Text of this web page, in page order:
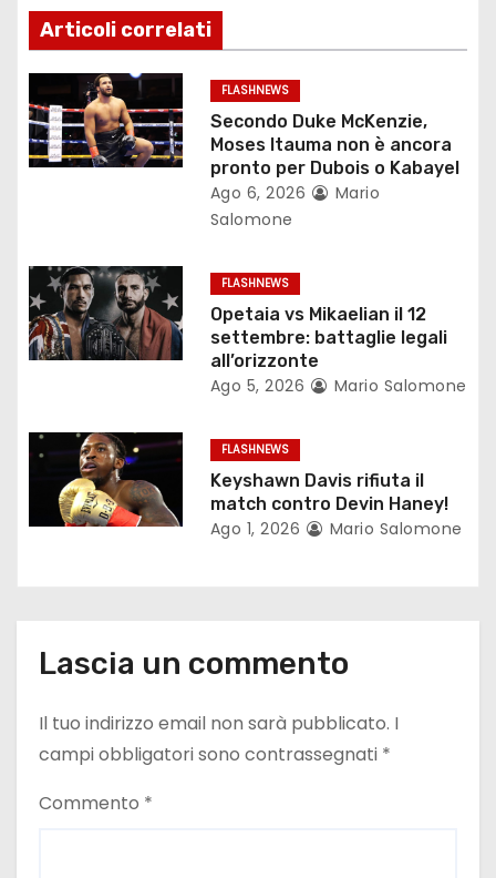
i
o
n
e
r
t
i
o
i
Articoli correlati
FLASHNEWS
Secondo Duke McKenzie,
Moses Itauma non è ancora
pronto per Dubois o Kabayel
Ago 6, 2026
Mario
Salomone
FLASHNEWS
Opetaia vs Mikaelian il 12
settembre: battaglie legali
all’orizzonte
Ago 5, 2026 Mario Salomone
FLASHNEWS
Keyshawn Davis rifiuta il
match contro Devin Haney!
Ago 1, 2026 Mario Salomone
Lascia un commento
Il tuo indirizzo email non sarà pubblicato. I
campi obbligatori sono contrassegnati *
Commento *